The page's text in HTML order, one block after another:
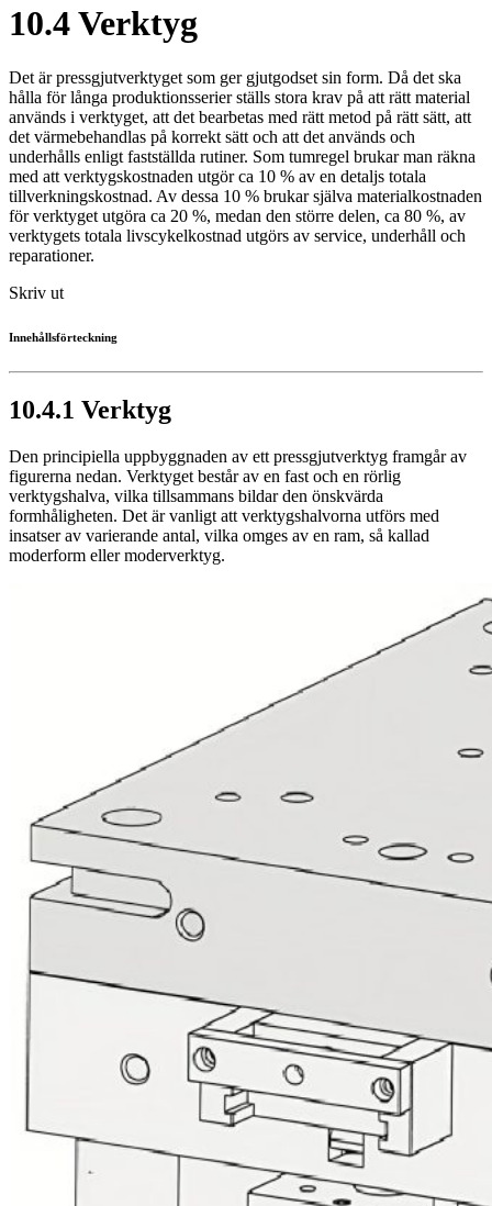
10.4 Verktyg
Det är pressgjutverktyget som ger gjutgodset sin form. Då det ska
hålla för långa produktionsserier ställs stora krav på att rätt material
används i verktyget, att det bearbetas med rätt metod på rätt sätt, att
det värmebehandlas på korrekt sätt och att det används och
underhålls enligt fastställda rutiner. Som tumregel brukar man räkna
med att verktygskostnaden utgör ca 10 % av en detaljs totala
tillverkningskostnad. Av dessa 10 % brukar själva materialkostnaden
för verktyget utgöra ca 20 %, medan den större delen, ca 80 %, av
verktygets totala livscykelkostnad utgörs av service, underhåll och
reparationer.
Skriv ut
Innehållsförteckning
10.4.1 Verktyg
Den principiella uppbyggnaden av ett pressgjutverktyg framgår av
figurerna nedan. Verktyget består av en fast och en rörlig
verktygshalva, vilka tillsammans bildar den önskvärda
formhåligheten. Det är vanligt att verktygshalvorna utförs med
insatser av varierande antal, vilka omges av en ram, så kallad
moderform eller moderverktyg.